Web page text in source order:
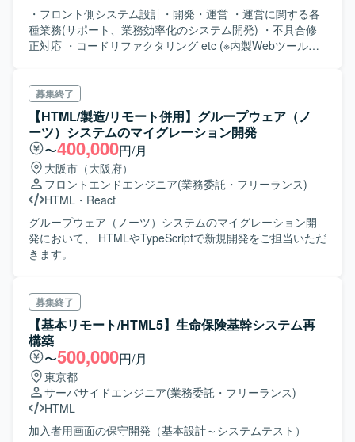
・フロント側システム設計・開発・運営 ・運営に関する各
種業務(サポート、業務効率化のシステム開発) ・不具合修
正対応 ・コードリファクタリング etc (※内製Webツールが
募集終了
【HTML/製造/リモート併用】グループウェア（ノ
ーツ）システムのマイグレーション開発
〜400,000円/月
大阪市（大阪府）
フロントエンドエンジニア(業務委託・フリーランス)
HTML ・ React
グループウェア（ノーツ）システムのマイグレーション開
発において、 HTMLやTypeScriptで新規開発をご担当いただ
きます。
募集終了
【基本リモート/HTML5】生命保険基幹システム再
構築
〜500,000円/月
東京都
サーバサイドエンジニア(業務委託・フリーランス)
HTML
加入者用画面の保守開発（基本設計～システムテスト）